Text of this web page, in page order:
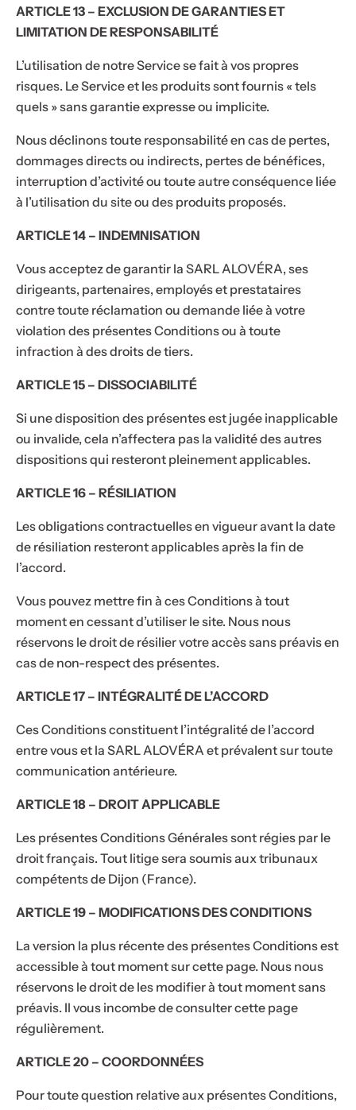
ARTICLE 13 – EXCLUSION DE GARANTIES ET
LIMITATION DE RESPONSABILITÉ
L’utilisation de notre Service se fait à vos propres
risques. Le Service et les produits sont fournis « tels
quels » sans garantie expresse ou implicite.
Nous déclinons toute responsabilité en cas de pertes,
dommages directs ou indirects, pertes de bénéfices,
interruption d’activité ou toute autre conséquence liée
à l’utilisation du site ou des produits proposés.
ARTICLE 14 – INDEMNISATION
Vous acceptez de garantir la SARL ALOVÉRA, ses
dirigeants, partenaires, employés et prestataires
contre toute réclamation ou demande liée à votre
violation des présentes Conditions ou à toute
infraction à des droits de tiers.
ARTICLE 15 – DISSOCIABILITÉ
Si une disposition des présentes est jugée inapplicable
ou invalide, cela n’affectera pas la validité des autres
dispositions qui resteront pleinement applicables.
ARTICLE 16 – RÉSILIATION
Les obligations contractuelles en vigueur avant la date
de résiliation resteront applicables après la fin de
l’accord.
Vous pouvez mettre fin à ces Conditions à tout
moment en cessant d’utiliser le site. Nous nous
réservons le droit de résilier votre accès sans préavis en
cas de non-respect des présentes.
ARTICLE 17 – INTÉGRALITÉ DE L’ACCORD
Ces Conditions constituent l’intégralité de l’accord
entre vous et la SARL ALOVÉRA et prévalent sur toute
communication antérieure.
ARTICLE 18 – DROIT APPLICABLE
Les présentes Conditions Générales sont régies par le
droit français. Tout litige sera soumis aux tribunaux
compétents de Dijon (France).
ARTICLE 19 – MODIFICATIONS DES CONDITIONS
La version la plus récente des présentes Conditions est
accessible à tout moment sur cette page. Nous nous
réservons le droit de les modifier à tout moment sans
préavis. Il vous incombe de consulter cette page
régulièrement.
ARTICLE 20 – COORDONNÉES
Pour toute question relative aux présentes Conditions,